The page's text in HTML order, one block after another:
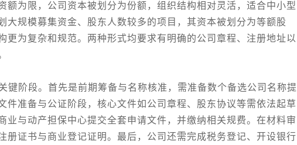
额为限，公司资本被划分为份额，组织结构相对灵活，适合中小型
大规模募集资金、股东人数较多的项目，其资本被划分为等额股
更为复杂和规范。两种形式均要求有明确的公司章程、注册地址以
阶段。首先是前期筹备与名称核准，需准备数个备选公司名称提
件准备与公证阶段，核心文件如公司章程、股东协议等需依法起草
业与动产担保中心提交全套申请文件，并缴纳相关规费。在材料审
册证书与商业登记证明。最后，公司还需完成税务登记、开设银行